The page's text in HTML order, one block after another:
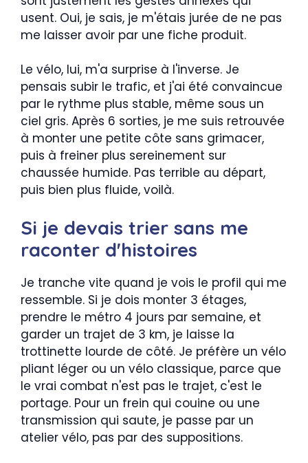
usent. Oui, je sais, je m'étais jurée de ne pas
me laisser avoir par une fiche produit.
Le vélo, lui, m'a surprise à l'inverse. Je
pensais subir le trafic, et j'ai été convaincue
par le rythme plus stable, même sous un
ciel gris. Après 6 sorties, je me suis retrouvée
à monter une petite côte sans grimacer,
puis à freiner plus sereinement sur
chaussée humide. Pas terrible au départ,
puis bien plus fluide, voilà.
Si je devais trier sans me
raconter d'histoires
Je tranche vite quand je vois le profil qui me
ressemble. Si je dois monter 3 étages,
prendre le métro 4 jours par semaine, et
garder un trajet de 3 km, je laisse la
trottinette lourde de côté. Je préfère un vélo
pliant léger ou un vélo classique, parce que
le vrai combat n'est pas le trajet, c'est le
portage. Pour un frein qui couine ou une
transmission qui saute, je passe par un
atelier vélo, pas par des suppositions.